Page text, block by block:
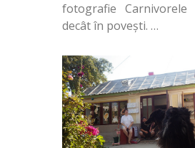
fotografie
decât în povești. …